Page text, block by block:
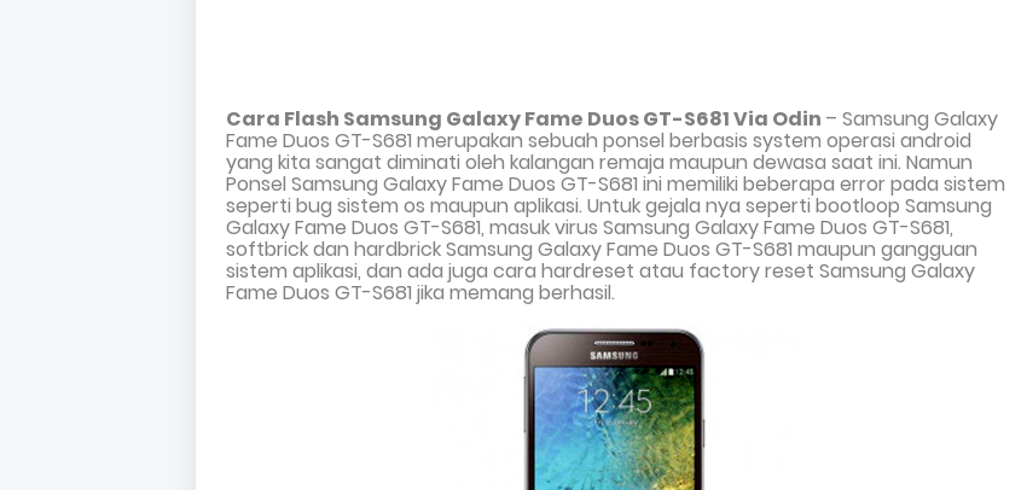
Cara Flash Samsung Galaxy Fame Duos GT-S681Via Odin – Samsung Galaxy
Fame Duos GT-S681 merupakan sebuah ponsel berbasis system operasi android
yang kita sangat diminati oleh kalangan remaja maupun dewasa saat ini. Namun
Ponsel Samsung Galaxy Fame Duos GT-S681 ini memiliki beberapa error pada sistem
seperti bug sistem os maupun aplikasi. Untuk gejala nya seperti bootloop Samsung
Galaxy Fame Duos GT-S681, masuk virus Samsung Galaxy Fame Duos GT-S681,
softbrick dan hardbrick Samsung Galaxy Fame Duos GT-S681 maupun gangguan
sistem aplikasi, dan ada juga cara hardreset atau factory reset Samsung Galaxy
Fame Duos GT-S681 jika memang berhasil.